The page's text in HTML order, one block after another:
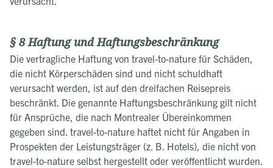
§ 8 Haftung und Haftungsbeschränkung
Die vertragliche Haftung von travel-to-nature für Schäden,
die nicht Körperschäden sind und nicht schuldhaft
verursacht werden, ist auf den dreifachen Reisepreis
beschränkt. Die genannte Haftungsbeschränkung gilt nicht
für Ansprüche, die nach Montrealer Übereinkommen
gegeben sind. travel-to-nature haftet nicht für Angaben in
Prospekten der Leistungsträger (z. B. Hotels), die nicht von
travel-to-nature selbst hergestellt oder veröffentlicht wurden.